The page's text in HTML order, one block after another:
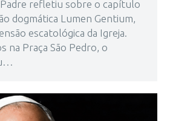
refletiu sobre o capítulo
dogmática Lumen Gentium,
escatológica da Igreja.
na Praça São Pedro, o